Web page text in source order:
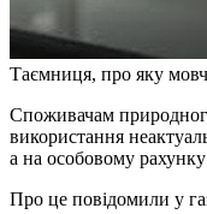
Таємниця, про яку
Споживачам
використання
а на особовому
Про це повідомили у